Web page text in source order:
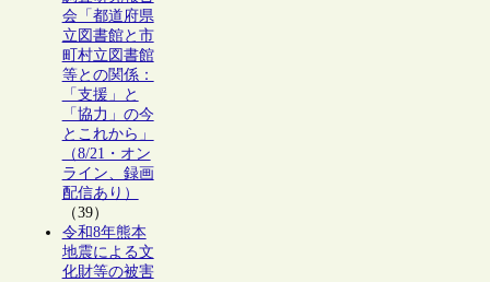
会「都道府県
立図書館と市
町村立図書館
等との関係：
「支援」と
「協力」の今
とこれから」
（8/21・オン
ライン、録画
配信あり）
（39）
令和8年熊本
地震による文
化財等の被害